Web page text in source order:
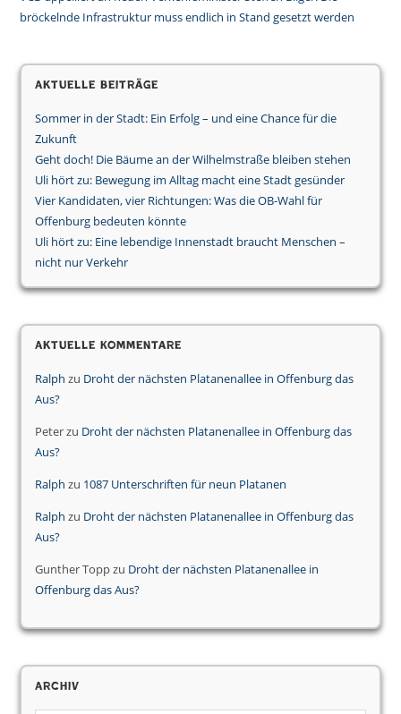
bröckelnde Infrastruktur muss endlich in Stand gesetzt werden
Aktuelle Beiträge
Sommer in der Stadt: Ein Erfolg – und eine Chance für die
Zukunft
Geht doch! Die Bäume an der Wilhelmstraße bleiben stehen
Uli hört zu: Bewegung im Alltag macht eine Stadt gesünder
Vier Kandidaten, vier Richtungen: Was die OB-Wahl für
Offenburg bedeuten könnte
Uli hört zu: Eine lebendige Innenstadt braucht Menschen –
nicht nur Verkehr
Aktuelle Kommentare
Ralph zu Droht der nächsten Platanenallee in Offenburg das
Aus?
Peterzu Droht der nächsten Platanenallee in Offenburg das
Aus?
Ralph zu 1087 Unterschriften für neun Platanen
Ralph zu Droht der nächsten Platanenallee in Offenburg das
Aus?
Gunther Toppzu Droht der nächsten Platanenallee in
Offenburg das Aus?
Archiv